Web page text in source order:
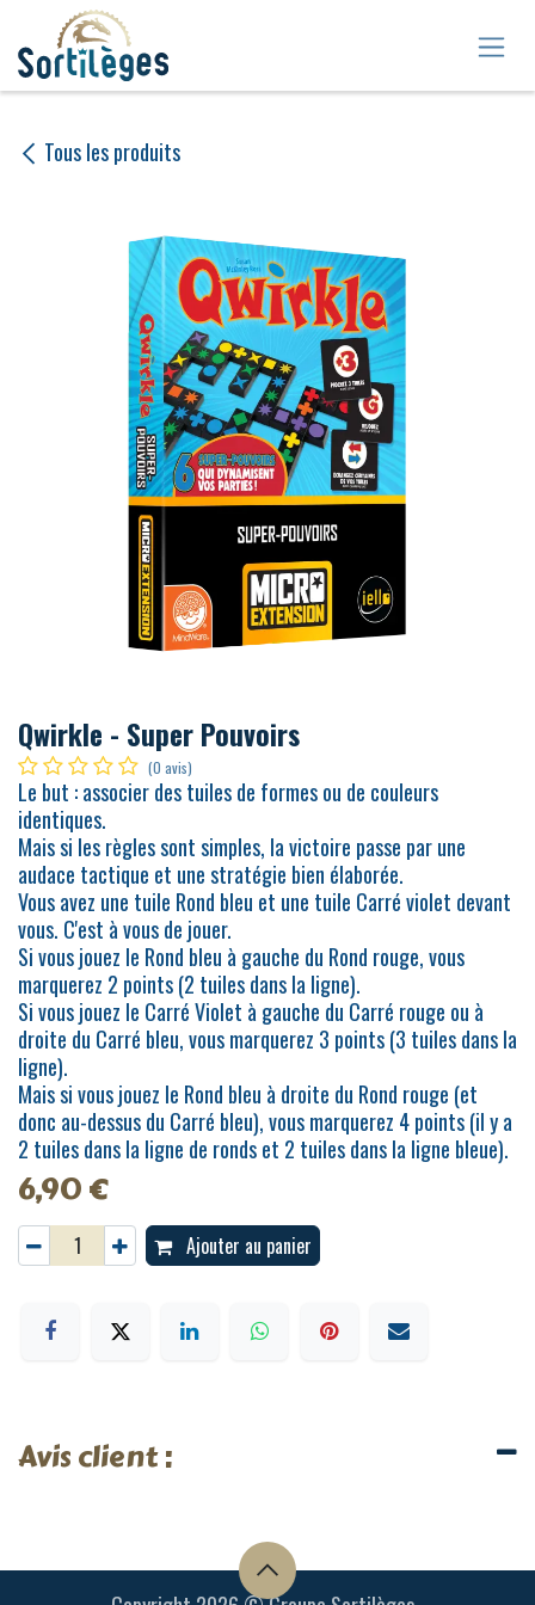
Se rendre au contenu
Tous les produits
Qwirkle - Super Pouvoirs
(0 avis)
Le but : associer des tuiles de formes ou de couleurs
identiques.
Mais si les règles sont simples, la victoire passe par une
audace tactique et une stratégie bien élaborée.
Vous avez une tuile Rond bleu et une tuile Carré violet devant
vous. C'est à vous de jouer.
Si vous jouez le Rond bleu à gauche du Rond rouge, vous
marquerez 2 points (2 tuiles dans la ligne).
Si vous jouez le Carré Violet à gauche du Carré rouge ou à
droite du Carré bleu, vous marquerez 3 points (3 tuiles dans la
ligne).
Mais si vous jouez le Rond bleu à droite du Rond rouge (et
donc au-dessus du Carré bleu), vous marquerez 4 points (il y a
2 tuiles dans la ligne de ronds et 2 tuiles dans la ligne bleue).
6,90€
Ajouter au panier
Avis client :